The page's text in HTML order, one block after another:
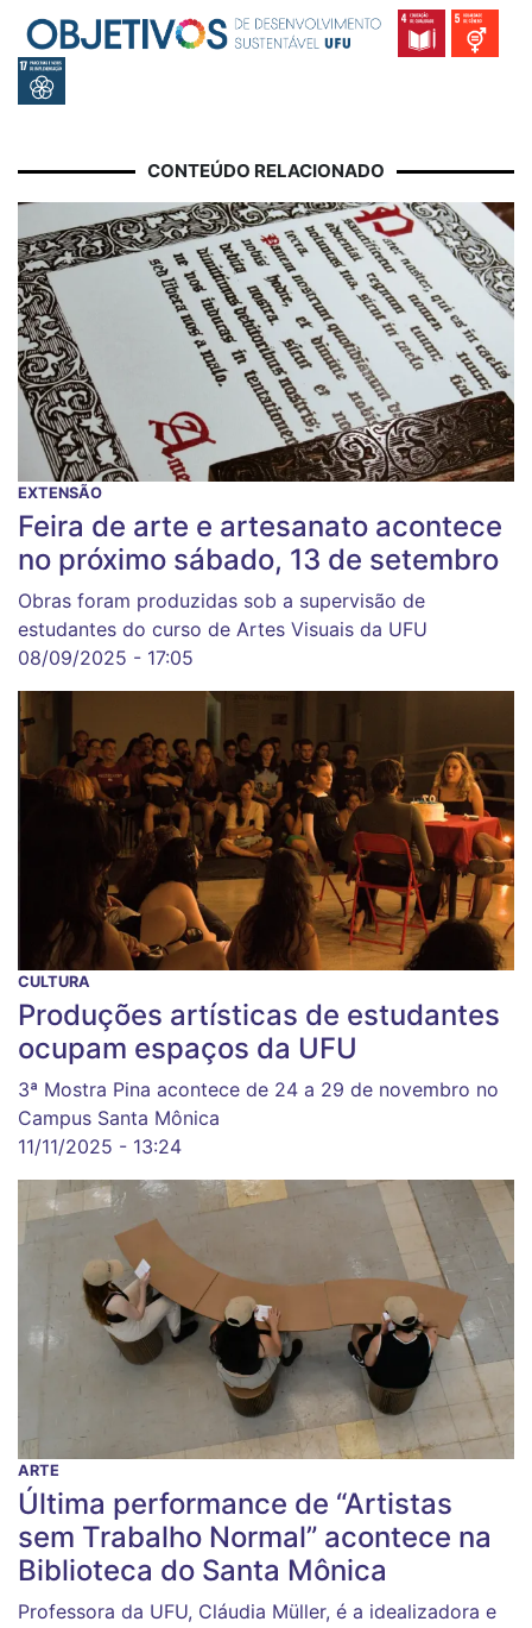
CONTEÚDO RELACIONADO
EXTENSÃO
Feira de arte e artesanato acontece
no próximo sábado, 13 de setembro
Obras foram produzidas sob a supervisão de
estudantes do curso de Artes Visuais da UFU
08/09/2025 - 17:05
CULTURA
Produções artísticas de estudantes
ocupam espaços da UFU
3ª Mostra Pina acontece de 24 a 29 de novembro no
Campus Santa Mônica
11/11/2025 - 13:24
ARTE
Última performance de “Artistas
sem Trabalho Normal” acontece na
Biblioteca do Santa Mônica
Professora da UFU, Cláudia Müller, é a idealizadora e